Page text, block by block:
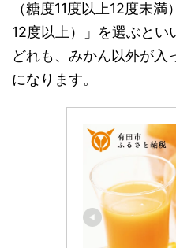
（糖度11度以上12度未
12度以上）」を選ぶとい
どれも、みかん以外が入
になります。